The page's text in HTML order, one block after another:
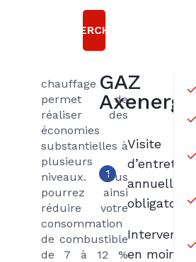
tout entretien
de votre
chauffage
permet de
réaliser des
économies
substantielles à
plusieurs
niveaux. Vous
pourrez ainsi
réduire votre
consommation
de combustible
de 7 à 12 %
RECHERCHERchoisir le
contrat
GAZ
Axenergie
1
Visite
d’entretien
annuelle
obligatoire
Intervention
en moins de